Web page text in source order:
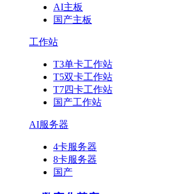
AI主板
国产主板
工作站
T3单卡工作站
T5双卡工作站
T7四卡工作站
国产工作站
AI服务器
4卡服务器
8卡服务器
国产